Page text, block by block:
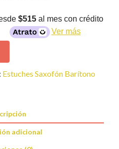
$515 al mes con crédito
Ver más
Estuches Saxofón Barítono
adicional